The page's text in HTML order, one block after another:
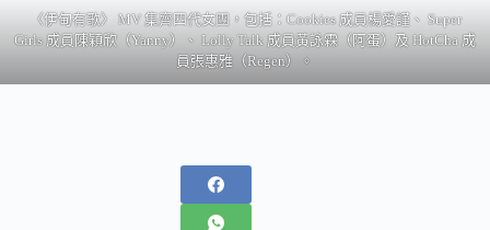
〈伊甸有歌〉 MV 集齊四代女團，包括：Cookies 成員楊愛謹、 Super
Girls 成員陳穎欣（Yanny）、 Lolly Talk 成員黃詠霖（阿蛋）及 HotCha 成
員張惠雅（Regen）。